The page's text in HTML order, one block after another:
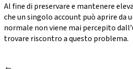
Al fine di preservare e mantenere
che un singolo account può aprire da
normale non viene mai percepito
trovare riscontro a questo problema.